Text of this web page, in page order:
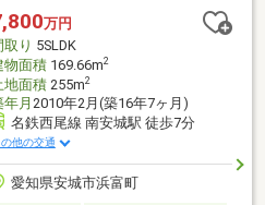
イレブン三河安城東町１丁目
店 631 m・三井ショッピング
万円
取り 5SLDK
物面積169.66m2
地面積255m2
年月 2010年2月(築16年7ヶ月)
名鉄西尾線 南安城駅 徒歩7分
の他の交通
愛知県安城市浜富町